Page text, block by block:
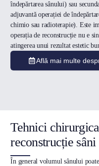
îndepărtarea sânului) sau
adjuvantă operației de
chimio sau radioterapie). Este
operația de reconstrucție nu e
atingerea unui rezultat estetic
Află mai multe
Tehnici
reconstrucție sâni
În general volumul sânului